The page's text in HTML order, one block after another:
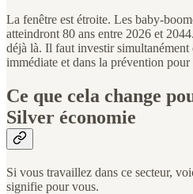
La fenêtre est étroite. Les baby-
atteindront 80 ans entre 2026 et
déjà là. Il faut investir simultanément
immédiate et dans la prévention pour
Ce que cela change
Silver économie
Si vous travaillez dans ce secteur,
signifie pour vous.